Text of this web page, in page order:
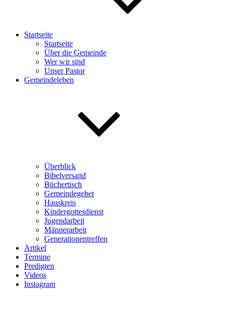
Startseite
Startseite
Über die Gemeinde
Wer wir sind
Unser Pastor
Gemeindeleben
Überblick
Bibelversand
Büchertisch
Gemeindegebet
Hauskreis
Kindergottesdienst
Jugendarbeit
Männerarbeit
Generationentreffen
Artikel
Termine
Predigten
Videos
Instagram